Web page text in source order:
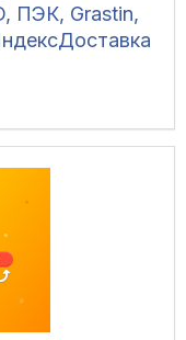
ПЭК, Grastin,